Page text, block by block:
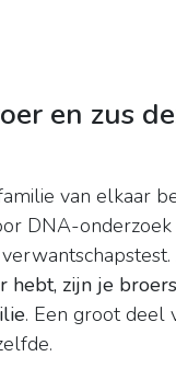
en zus
van elkaar
DNA-onderzoek
hebt, zijn je
. Een groot deel